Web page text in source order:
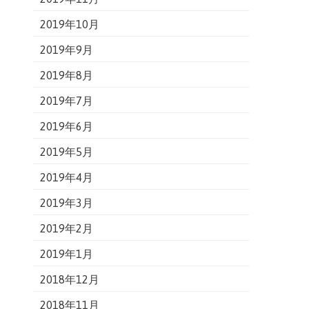
2019年10月
2019年9月
2019年8月
2019年7月
2019年6月
2019年5月
2019年4月
2019年3月
2019年2月
2019年1月
2018年12月
2018年11月